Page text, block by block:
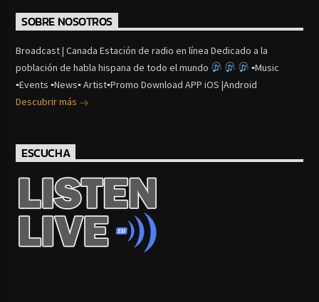
SOBRE NOSOTROS
Broadcast | Canada Estación de radio en línea Dedicado a la
población de habla hispana de todo el mundo
▪Music
▪Events ▪News▪ Artist▪Promo Download APP iOS |Android
Descubrir más
ESCUCHA